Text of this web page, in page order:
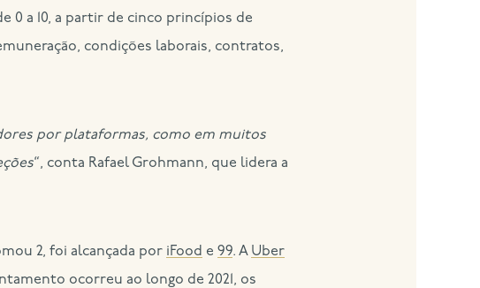
0 a 10, a partir de cinco princípios de
condições laborais, contratos,
por plataformas, como em muitos
“, conta Rafael Grohmann, que lidera a
2, foi alcançada por iFood e 99. A Uber
ocorreu ao longo de 2021, os